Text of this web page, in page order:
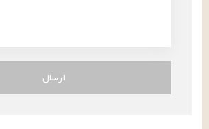
ارسال